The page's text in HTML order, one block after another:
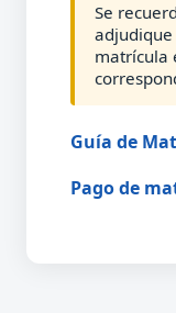
Se
matrícula
Guía de
Pago de